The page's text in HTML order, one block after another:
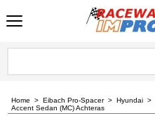
Home > Eibach Pro-Spacer> Hyundai >
Accent Sedan (MC) Achteras